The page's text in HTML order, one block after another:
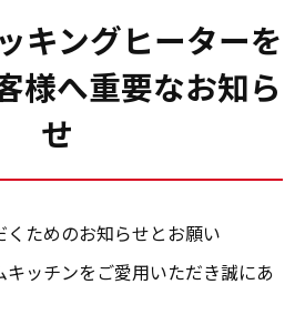
キングヒーターを
様へ重要なお知ら
せ
ためのお知らせとお願い
キッチンをご愛用いただき誠にあ